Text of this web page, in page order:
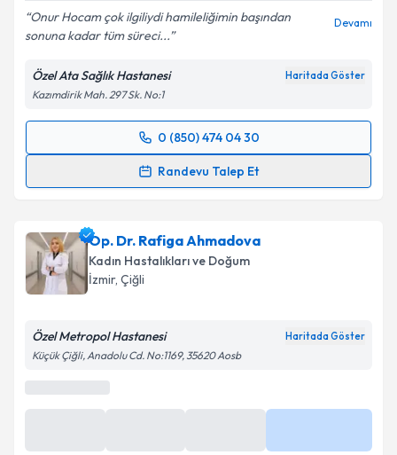
Onur Hocam çok ilgiliydi hamileliğimin başından
sonuna kadar tüm süreci...
Devamı
Özel Ata Sağlık Hastanesi Haritada Göster
Kazımdirik Mah. 297 Sk. No:1
0 (850) 474 04 30
Randevu Talep Et
Randevu Takvimi Talebi
almanız için bir takvim hazırlandığında e-posta ile
bilgilendireceğiz.
E-posta Adresiniz
Kişisel verilerimin işlenmesine ilişkin
Metni
kapsamda işlenmesini kabul ediyorum.
Op. Dr. Rafiga Ahmadova
Kadın Hastalıkları ve Doğum
İzmir, Çiğli
Özel Metropol Hastanesi Haritada Göster
Küçük Çiğli, Anadolu Cd. No:1169, 35620 Aosb